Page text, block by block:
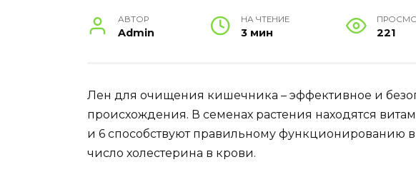
АВТОР
Admin
НА ЧТЕНИЕ
3 мин 221
Лен для очищения кишечника – эффективное и
происхождения. В семенах растения находятся
и 6 способствуют правильному функционированию
число холестерина в крови.